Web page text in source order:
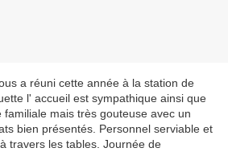
a réuni cette année à la station de
l' accueil est sympathique ainsi que
familiale mais très gouteuse avec un
bien présentés. Personnel serviable et
travers les tables. Journée de